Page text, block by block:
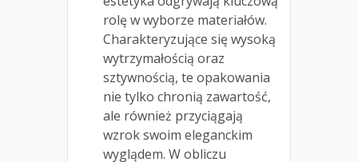
rolę w wyborze materiałów.
Charakteryzujące się wysoką
wytrzymałością oraz
sztywnością, te opakowania
nie tylko chronią zawartość,
ale również przyciągają
wzrok swoim eleganckim
wyglądem. W obliczu